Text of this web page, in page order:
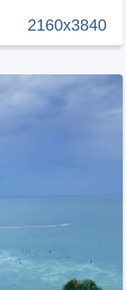
2160x3840